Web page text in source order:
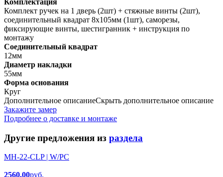
Комплект ручек на 1 дверь (2шт) + стяжные винты (2шт),
соединительный квадрат 8х105мм (1шт), саморезы,
фиксирующие винты, шестигранник + инструкция по
монтажу
Соединительный квадрат
12мм
Диаметр накладки
55мм
Форма основания
Круг
Дополнительное описаниеСкрыть дополнительное описание
Закажите замер
Подробнее о доставке и монтаже
Другие предложения из раздела
MH-22-CLP | W/PC
2560.00руб.